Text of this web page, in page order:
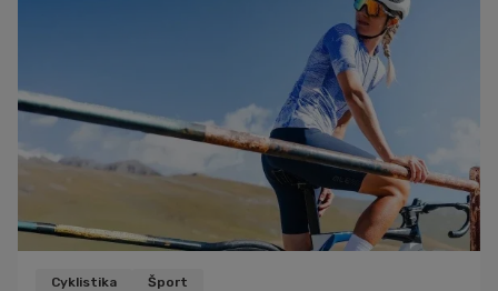
Cyklistika Šport